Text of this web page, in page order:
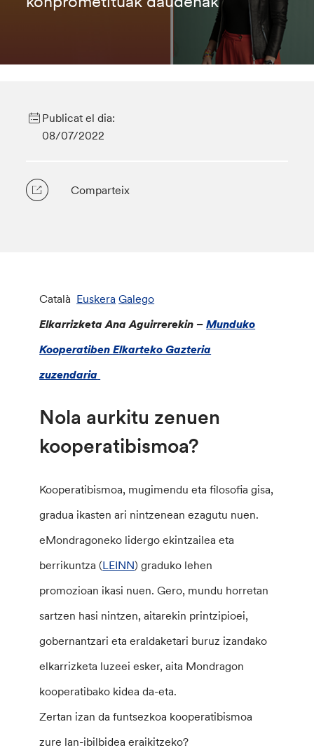
Publicat el dia:
08/07/2022
Comparteix
Català Euskera Galego
Elkarrizketa Ana Aguirrerekin –Munduko
Kooperatiben Elkarteko Gazteria
zuzendaria
Nola aurkitu zenuen
kooperatibismoa?
Kooperatibismoa, mugimendu eta filosofia gisa,
gradua ikasten ari nintzenean ezagutu nuen.
eMondragoneko lidergo ekintzailea eta
berrikuntza (LEINN) graduko lehen
promozioan ikasi nuen. Gero, mundu horretan
sartzen hasi nintzen, aitarekin printzipioei,
gobernantzari eta eraldaketari buruz izandako
elkarrizketa luzeei esker, aita Mondragon
kooperatibako kidea da-eta.
Zertan izan da funtsezkoa kooperatibismoa
zure lan-ibilbidea eraikitzeko?